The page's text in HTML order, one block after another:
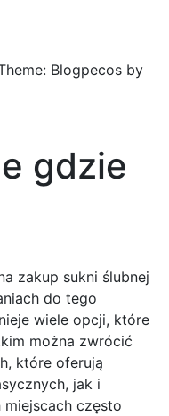
Blogpecos by
gdzie
zakup sukni ślubnej
do tego
wiele opcji, które
można zwrócić
które oferują
jak i
często